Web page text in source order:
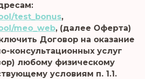
test_bonus,
meo_web, (далее Оферта)
Договор на оказание
консультационных услуг
любому физическому
условиям п. 1.1.